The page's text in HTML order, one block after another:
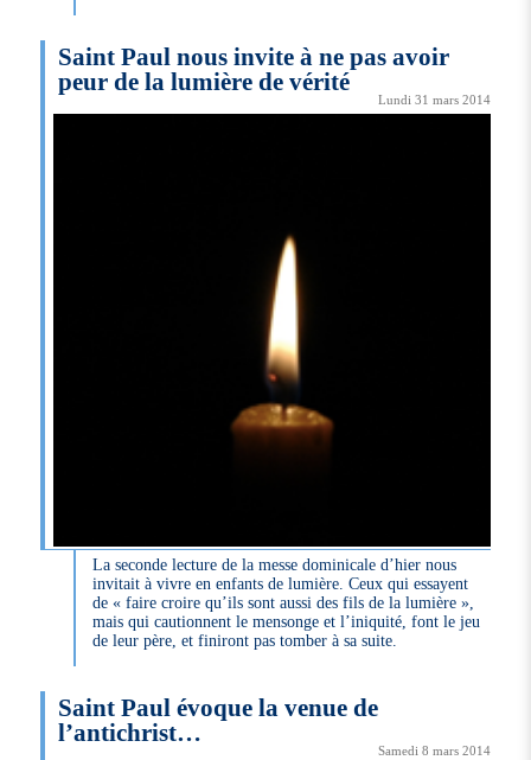
Saint Paul nous invite à ne pas avoir
peur de la lumière de vérité
Lundi 31 mars 2014
La seconde lecture de la messe dominicale d’hier nous
invitait à vivre en enfants de lumière. Ceux qui essayent
de « faire croire qu’ils sont aussi des fils de la lumière »,
mais qui cautionnent le mensonge et l’iniquité, font le jeu
de leur père, et finiront pas tomber à sa suite.
Saint Paul évoque la venue de
l’antichrist…
Samedi 8 mars 2014